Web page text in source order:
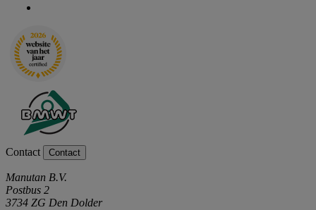
Contact Contact
Manutan B.V.
Postbus 2
3734 ZG Den Dolder